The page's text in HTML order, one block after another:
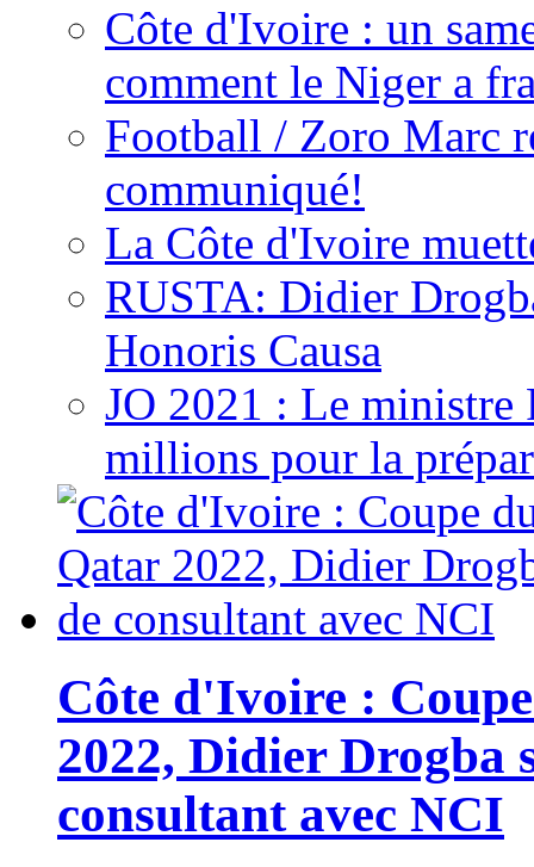
Côte d'Ivoire : un
comment le Niger a
Football / Zoro Marc
communiqué!
La Côte d'Ivoire
RUSTA: Didier
Honoris Causa
JO 2021 : Le ministre
millions pour la
Côte d'Ivoire :
2022, Didier Drogba
consultant avec NCI